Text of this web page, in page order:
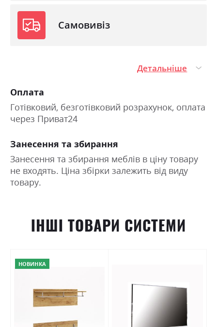
Самовивіз
Детальніше
Оплата
Готівковий, безготівковий розрахунок, оплата
через Приват24
Занесення та збирання
Занесення та збирання меблів в ціну товару
не входять. Ціна збірки залежить від виду
товару.
ІНШІ ТОВАРИ СИСТЕМИ
НОВИНКА